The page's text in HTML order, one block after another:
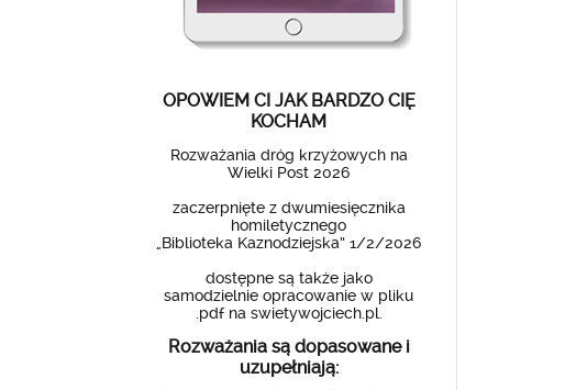
OPOWIEM CI JAK BARDZO CIĘ
KOCHAM
Rozważania dróg krzyżowych na
Wielki Post 2026
zaczerpnięte z dwumiesięcznika
homiletycznego
„Biblioteka Kaznodziejska” 1/2/2026
dostępne są także jako
samodzielnie opracowanie w pliku
.pdf na swietywojciech.pl.
Rozważania są dopasowane i
uzupełniają: